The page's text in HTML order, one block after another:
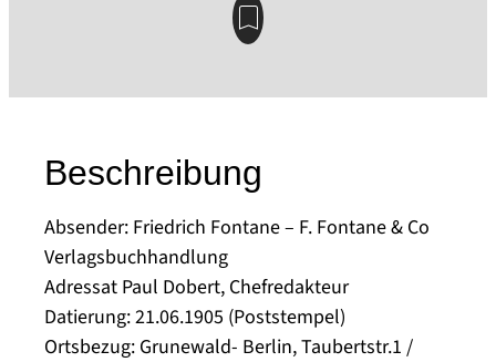
Beschreibung
Absender: Friedrich Fontane – F. Fontane & Co
Verlagsbuchhandlung
Adressat Paul Dobert, Chefredakteur
Datierung: 21.06.1905 (Poststempel)
Ortsbezug: Grunewald- Berlin, Taubertstr.1 /